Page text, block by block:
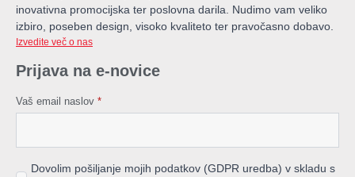
inovativna promocijska ter poslovna darila. Nudimo vam veliko
izbiro, poseben design, visoko kvaliteto ter pravočasno dobavo.
Izvedite več o nas
Prijava na e-novice
Vaš email naslov *
Dovolim pošiljanje mojih podatkov (GDPR uredba) v skladu s